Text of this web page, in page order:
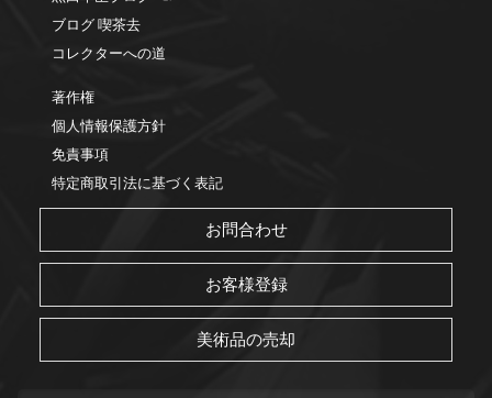
ブログ 喫茶去
コレクターへの道
著作権
個人情報保護方針
免責事項
特定商取引法に基づく表記
お問合わせ
お客様登録
美術品の売却